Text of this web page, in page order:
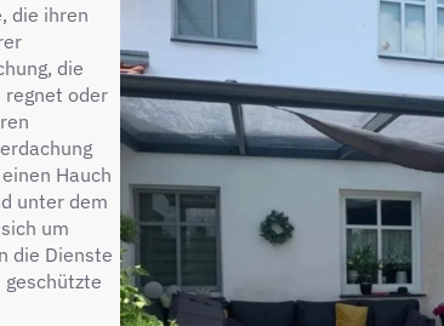
die ihren
die
regnet oder
Hauch
unter dem
um
die Dienste